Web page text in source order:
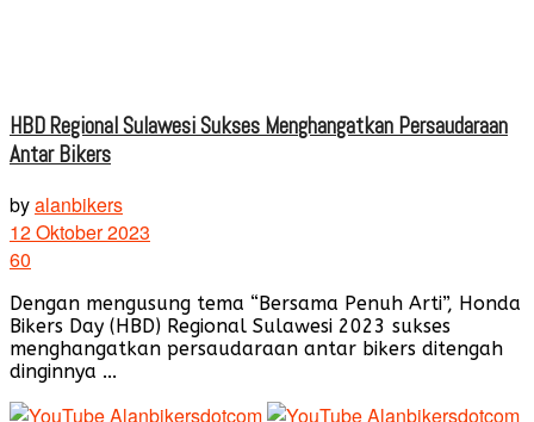
HBD Regional Sulawesi Sukses Menghangatkan Persaudaraan
Antar Bikers
byalanbikers
12 Oktober 2023
60
Dengan mengusung tema “Bersama Penuh Arti”, Honda
Bikers Day (HBD) Regional Sulawesi 2023 sukses
menghangatkan persaudaraan antar bikers ditengah
dinginnya ...